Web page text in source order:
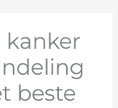
beste